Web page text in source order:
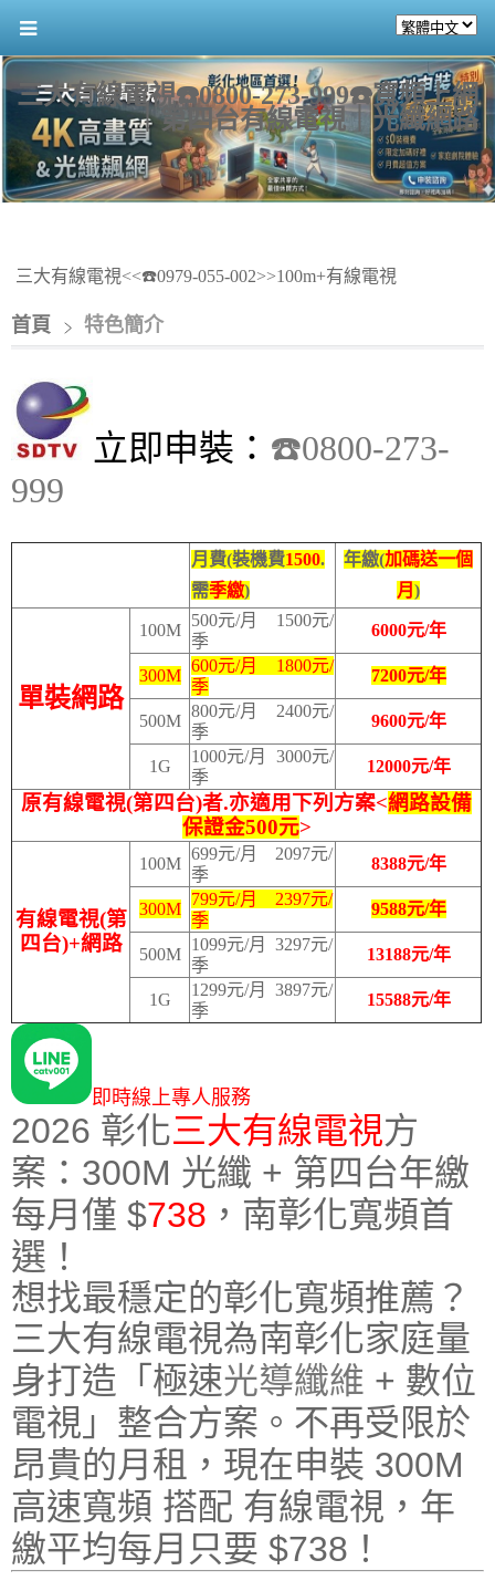
三大有線電視☎️0800-273-999☎️寬頻上網
｜第四台有線電視｜光纖網路
三大有線電視<<☎️0979-055-002>>100m+有線電視
首頁 特色簡介
立即申裝： ☎️0800-273-
999
月費(裝機費1500.
需季繳)
年繳(加碼送一個
月 )
單裝網路
100M
500元/月 1500元/
季
6000元/年
300M
600元/月 1800元/
季
7200元/年
500M
800元/月 2400元/
季
9600元/年
1G
1000元/月 3000元/
季
12000元/年
原有線電視(第四台)者.亦適用下列方案<網路設備
保證金500元>
有線電視(第
四台)+網路
100M
699元/月 2097元/
季
8388元/年
300M
799元/月 2397元/
季
9588元/年
500M
1099元/月 3297元/
季
13188元/年
1G
1299元/月 3897元/
季
15588元/年
即時線上專人服務
2026 彰化三大有線電視方
案：300M 光纖 + 第四台年繳
每月僅 $738 ，南彰化寬頻首
選！
想找最穩定的彰化寬頻推薦？
三大有線電視為南彰化家庭量
身打造「極速光導纖維 + 數位
電視」整合方案。不再受限於
昂貴的月租，現在申裝 300M
高速寬頻 搭配 有線電視 ，年
繳平均每月只要 $738 ！